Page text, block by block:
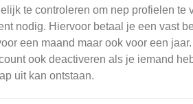
te controleren om nep profielen te
nodig. Hiervoor betaal je een vast
een maand maar ook voor een
ook deactiveren als je iemand
uit kan ontstaan.